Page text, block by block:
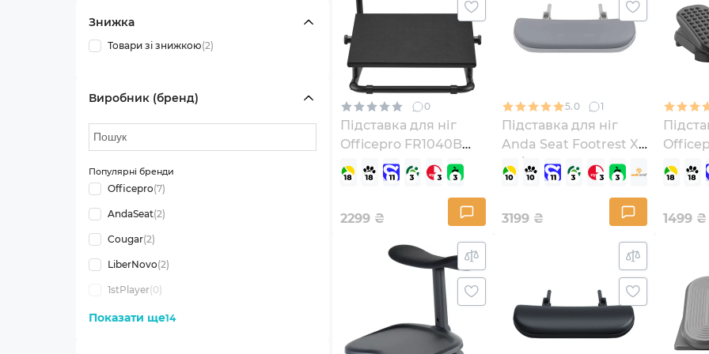
Знижка
Товари зі знижкою(2)
Виробник (бренд)
Популярні бренди
Officepro(7)
AndaSeat(2)
Cougar(2)
LiberNovo(2)
1stPlayer(0)
Показати ще14
0
Підставка для ніг
Officepro FR1040B
Black
2299 ₴
5.0 1
Підставка для ніг
Anda Seat Footrest X-
Air/X-Air Pro Gray
(WY-AC-JT-01-G)
3199 ₴ 1499 ₴